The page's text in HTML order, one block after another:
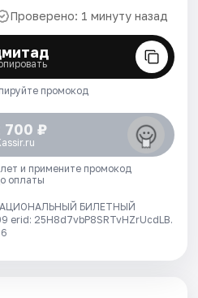
Проверено: 1 минуту назад
промокод
700 ₽
и примените промокод
оплаты
БИЛЕТНЫЙ
25H8d7vbP8SRTvHZrUcdLB.